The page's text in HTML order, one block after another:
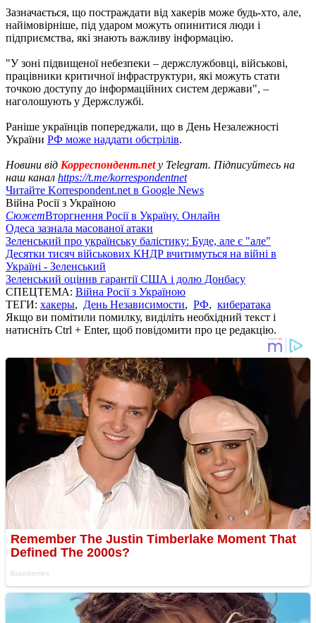
Зазначається, що постраждати від хакерів може будь-хто, але,
найімовірніше, під ударом можуть опинитися люди і
підприємства, які знають важливу інформацію.
"У зоні підвищеної небезпеки – держслужбовці, військові,
працівники критичної інфраструктури, які можуть стати
точкою доступу до інформаційних систем держави", –
наголошують у Держслужбі.
Раніше українців попереджали, що в День Незалежності
України РФ може наддати обстрілів.
Новини від Корреспондент.netу Telegram. Підписуйтесь на
наш канал https://t.me/korrespondentnet
Читайте Korrespondent.net в Google News
Війна Росії з Україною
СюжетВторгнення Росії в Україну. Онлайн
Одеса зазнала масованої атаки
Зеленський про українську балістику: Буде, але є "але"
Десятки тисяч військових КНДР вчитимуться на війні в
Україні - Зеленський
Зеленський оцінив гарантії США і долю Донбасу
СПЕЦТЕМА: Війна Росії з Україною
ТЕГИ: хакеры, День Независимости, РФ, кибератака
Якщо ви помітили помилку, виділіть необхідний текст і
натисніть Ctrl + Enter, щоб повідомити про це редакцію.